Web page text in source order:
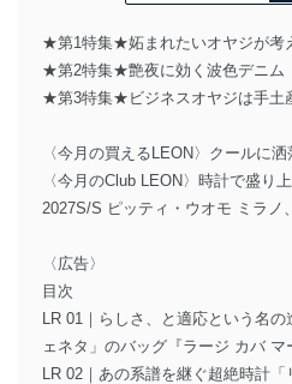
★第1特集★妬まれたいオヤジが考
★第2特集★艶夜に効く波色デニム
★第3特集★ビジネスオヤジは手土
〈今月の買えるLEON〉クールに
〈今月のClub LEON〉時計で盛り
2027S/S ピッティ・ウオモ ミラノ
〈広告〉
目次
LR 01｜らしさ、と適応という名
ェネタ」のバッグ『ラージ カバ マ
LR 02｜あの系譜を継ぐ超絶時計